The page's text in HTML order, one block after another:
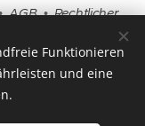
AGB•Rechtlicher
erfahren
Funktionieren
und eine